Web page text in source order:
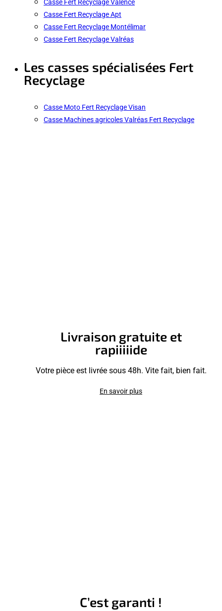
Casse Fert Recyclage Apt
Casse Fert Recyclage Montélimar
Casse Fert Recyclage Valréas
Les casses spécialisées Fert
Recyclage
Casse Moto Fert Recyclage Visan
Casse Machines agricoles Valréas Fert Recyclage
Livraison gratuite et
rapiiiiide
Votre pièce est livrée sous 48h. Vite fait, bien fait.
En savoir plus
C’est garanti !